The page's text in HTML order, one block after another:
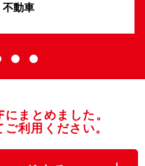
方事故車
まとめました。
利用ください。